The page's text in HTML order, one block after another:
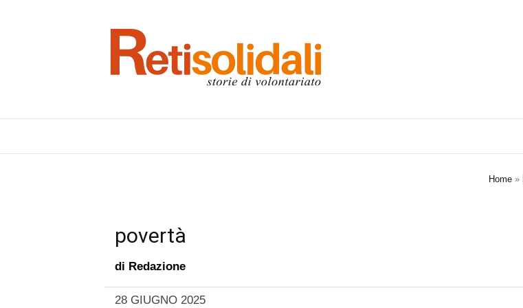
Home »
povertà
di Redazione
28 GIUGNO 2025